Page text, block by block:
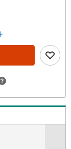
駅徒歩12分の
め、お好きなハ
で車で3分！お出
受け付けておりま
ご相談も無料です
お問い合わせくだ
は特にお問い合
をいただくとご見
ご相談など、お